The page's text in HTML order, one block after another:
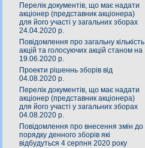
Перелік документів, що має надати
акціонер (представник акціонера)
для його участі у загальних зборах
24.04.2020 р.
Повідомлення про загальну кількість
акцій та голосуючих акцій станом на
19.06.2020 р.
Проекти рішеннь зборів від
04.08.2020 р.
Перелік документів, що має надати
акціонер (представник акціонера)
для його участі у загальних зборах
04.08.2020 р.
Повідомлення про внесення змін до
порядку денного зборів які
відбудуться 4 серпня 2020 року